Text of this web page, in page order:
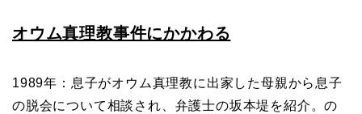
オウム真理教事件にかかわる
1989年：息子がオウム真理教に出家した母親から息子
の脱会について相談され、弁護士の坂本堤を紹介。の